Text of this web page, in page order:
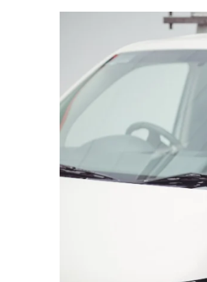
Mercedes Actros
Mercedes Actros MP2
Mercedes Actros MP3